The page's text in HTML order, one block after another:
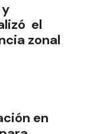
el
zonal
en